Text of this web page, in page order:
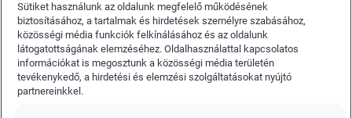
Sütiket használunk az oldalunk megfelelő működésének
biztosításához, a tartalmak és hirdetések személyre szabásához,
közösségi média funkciók felkínálásához és az oldalunk
látogatottságának elemzéséhez. Oldalhasználattal kapcsolatos
információkat is megosztunk a közösségi média területén
tevékenykedő, a hirdetési és elemzési szolgáltatásokat nyújtó
partnereinkkel.